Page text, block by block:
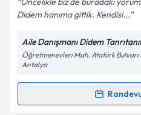
Kişisel verilerimin
kapsamda
Didem hanıma gittik. Kendisi...
Aile Danışmanı Didem
Öğretmenevleri Mah. Atatürk Bulvarı
Antalya
Randevu Takvimi